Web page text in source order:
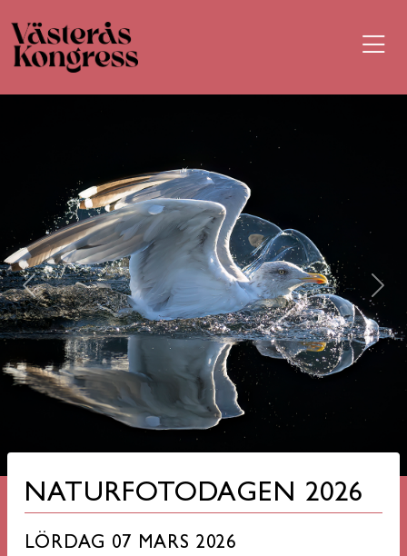
Previous
NATURFOTODAGEN 2026
LÖRDAG 07 MARS 2026